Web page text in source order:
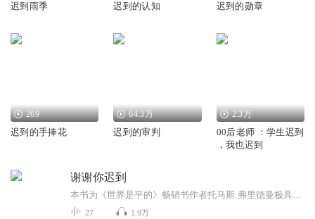
迟到雨季 迟到的认知 迟到的勋章
269
迟到的手捧花
64.3万
迟到的审判
2.3万
00后老师 ：学生迟到
，我也迟到
谢谢你迟到
27 1.9万